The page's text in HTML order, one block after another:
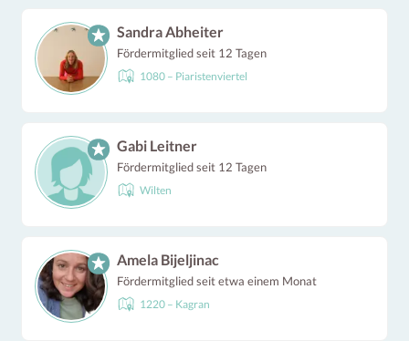
Sandra Abheiter
Fördermitglied seit 12 Tagen
1080 – Piaristenviertel
Gabi Leitner
Fördermitglied seit 12 Tagen
Wilten
Amela Bijeljinac
Fördermitglied seit etwa einem Monat
1220 – Kagran